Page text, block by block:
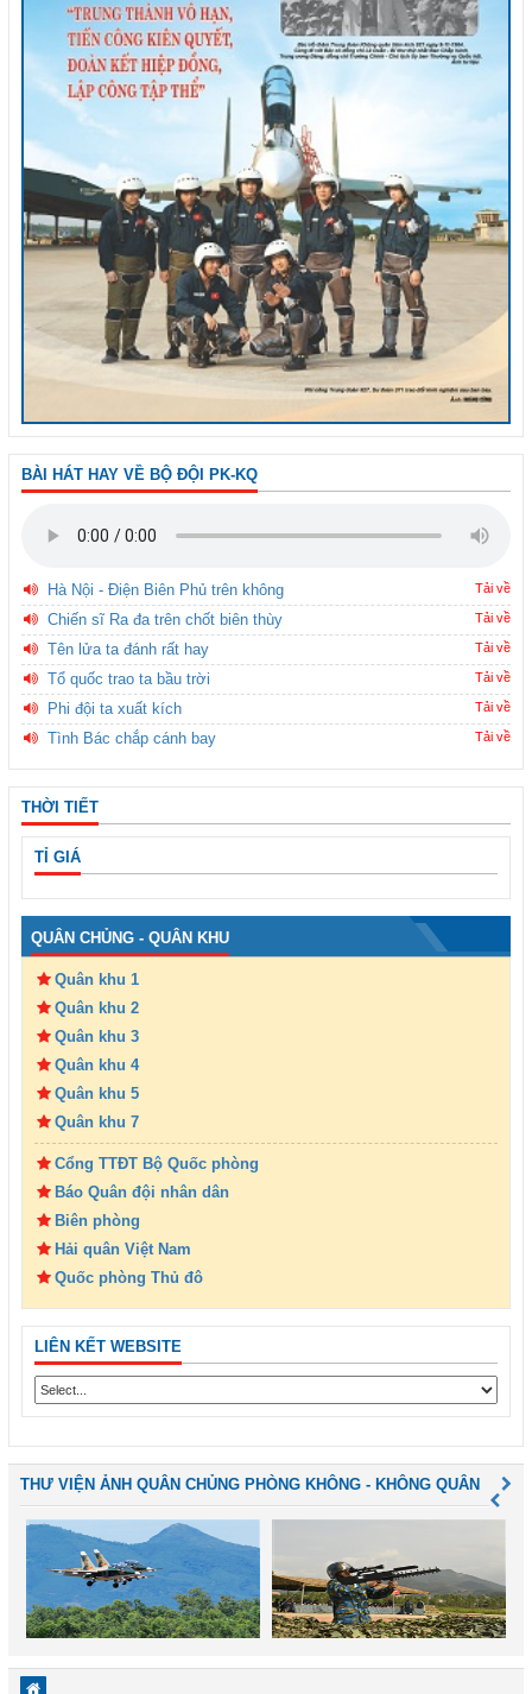
BÀI HÁT HAY VỀ BỘ ĐỘI PK-KQ
Hà Nội - Điện Biên Phủ trên không Tải về
Chiến sĩ Ra đa trên chốt biên thùy Tải về
Tên lửa ta đánh rất hay Tải về
Tổ quốc trao ta bầu trời Tải về
Phi đội ta xuất kích Tải về
Tình Bác chắp cánh bay Tải về
THỜI TIẾT
TỈ GIÁ
QUÂN CHỦNG - QUÂN KHU
Quân khu 1
Quân khu 2
Quân khu 3
Quân khu 4
Quân khu 5
Quân khu 7
Cổng TTĐT Bộ Quốc phòng
Báo Quân đội nhân dân
Biên phòng
Hải quân Việt Nam
Quốc phòng Thủ đô
LIÊN KẾT WEBSITE
THƯ VIỆN ẢNH QUÂN CHỦNG PHÒNG KHÔNG - KHÔNG QUÂN